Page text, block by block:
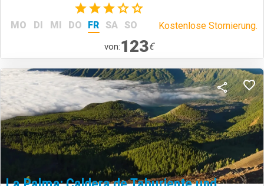
die berühmte Destillerie Arehucas und das historische Viertel
Vegueta.
(2)
MO DI MI DO FR SA SO Kostenlose Stornierung.
von:123€